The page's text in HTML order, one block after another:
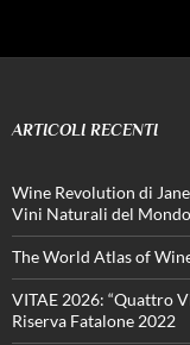
ARTICOLI RECENTI
Wine Revolution di
Vini Naturali del Mondo
The World Atlas of
VITAE 2026: “Quattro
Riserva Fatalone 2022